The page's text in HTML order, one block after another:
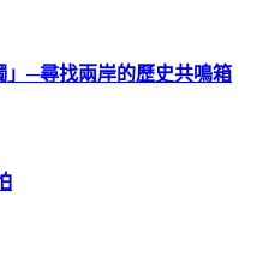
」─尋找兩岸的歷史共鳴箱